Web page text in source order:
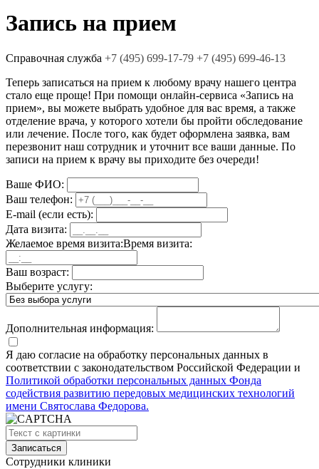
Запись на прием
Cправочная служба +7 (495) 699-17-79 +7 (495) 699-46-13
Теперь записаться на прием к любому врачу нашего центра
стало еще проще! При помощи онлайн-сервиса «Запись на
прием», вы можете выбрать удобное для вас время, а также
отделение врача, у которого хотели бы пройти обследование
или лечение. После того, как будет оформлена заявка, вам
перезвонит наш сотрудник и уточнит все ваши данные. По
записи на прием к врачу вы приходите без очереди!
Ваше ФИО:
Ваш телефон:
E-mail (если есть):
Дата визита:
Желаемое время визита:Время визита:
Ваш возраст:
Выберите услугу:
Дополнительная информация:
Я даю согласие на обработку персональных данных в
соответствии с законодательством Российской Федерации и
Политикой обработки персональных данных Фонда
содействия развитию передовых медицинских технологий
имени Святослава Федорова.
Сотрудники клиники